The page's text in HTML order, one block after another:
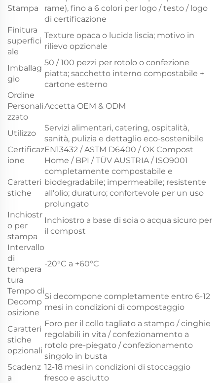
Stampa
rame), fino a 6 colori per logo / testo / logo
di certificazione
Finitura
superfici
ale
Texture opaca o lucida liscia; motivo in
rilievo opzionale
Imballag
gio
50 / 100 pezzi per rotolo o confezione
piatta; sacchetto interno compostabile +
cartone esterno
Ordine
Personali
zzato
Accetta OEM & ODM
Utilizzo
Servizi alimentari, catering, ospitalità,
sanità, pulizia e dettaglio eco-sostenibile
Certificaz
ione
EN13432 / ASTM D6400 / OK Compost
Home / BPI / TÜV AUSTRIA / ISO9001
Caratteri
stiche
completamente compostabile e
biodegradabile; impermeabile; resistente
all'olio; duraturo; confortevole per un uso
prolungato
Inchiostr
o per
stampa
Inchiostro a base di soia o acqua sicuro per
il compost
Intervallo
di
tempera
tura
-20°C a +60°C
Tempo di
Decomp
osizione
Si decompone completamente entro 6-12
mesi in condizioni di compostaggio
Caratteri
stiche
opzionali
Foro per il collo tagliato a stampo / cinghie
regolabili in vita / confezionamento a
rotolo pre-piegato / confezionamento
singolo in busta
Scadenz
a
12-18 mesi in condizioni di stoccaggio
fresco e asciutto